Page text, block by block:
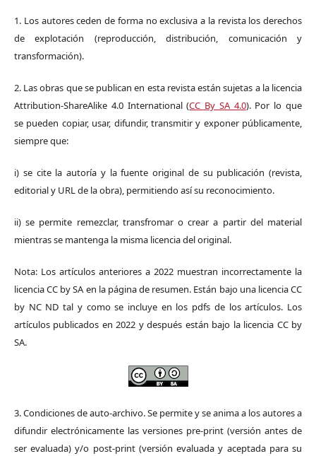
1. Los autores ceden de forma no exclusiva a la revista los derechos
de explotación (reproducción, distribución, comunicación y
transformación).
2. Las obras que se publican en esta revista están sujetas a la licencia
Attribution-ShareAlike 4.0 International (CC By SA 4.0). Por lo que
se pueden copiar, usar, difundir, transmitir y exponer públicamente,
siempre que:
i) se cite la autoría y la fuente original de su publicación (revista,
editorial y URL de la obra), permitiendo así su reconocimiento.
ii) se permite remezclar, transfromar o crear a partir del material
mientras se mantenga la misma licencia del original.
Nota: Los artículos anteriores a 2022 muestran incorrectamente la
licencia CC by SA en la página de resumen. Están bajo una licencia CC
by NC ND tal y como se incluye en los pdfs de los artículos. Los
artículos publicados en 2022 y después están bajo la licencia CC by
SA.
3. Condiciones de auto-archivo. Se permite y se anima a los autores a
difundir electrónicamente las versiones pre-print (versión antes de
ser evaluada) y/o post-print (versión evaluada y aceptada para su